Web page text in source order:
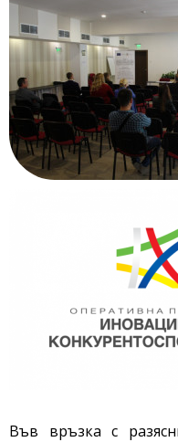
Във връзка с